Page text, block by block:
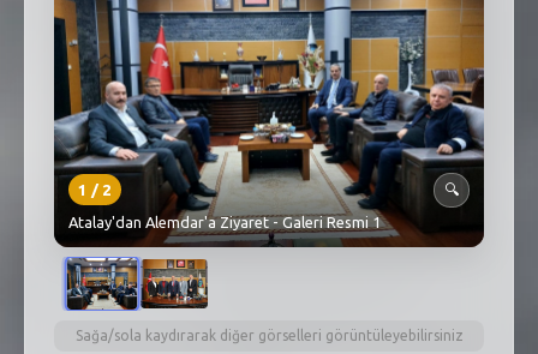
1 /2
🔍
Atalay'dan Alemdar'a Ziyaret - Galeri Resmi 1
Sağa/sola kaydırarak diğer görselleri görüntüleyebilirsiniz
SEBİK
E NÖBETÇI ECZANELER
SABSIS - AFET
TRAFIKPARK
KÜREK
PAZAR YERLERI